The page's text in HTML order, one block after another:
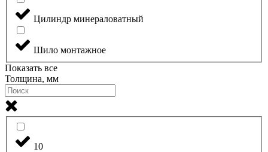
Цилиндр минераловатный
Шило монтажное
Показать все
Толщина, мм
10